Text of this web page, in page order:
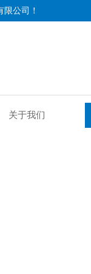
公司！
关于我们